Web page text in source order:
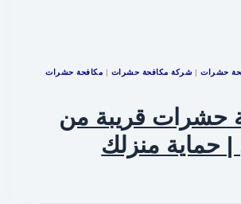
حشرات | شركة مكافحة حشرات | مكافحة حشرات
حشرات قريبة من
حماية منزلك